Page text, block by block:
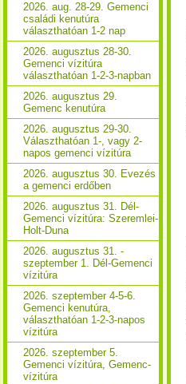
2026. aug. 28-29. Gemenci
családi kenutúra
választhatóan 1-2 nap
2026. augusztus 28-30.
Gemenci vízitúra
választhatóan 1-2-3-napban
2026. augusztus 29.
Gemenc kenutúra
2026. augusztus 29-30.
Választhatóan 1-, vagy 2-
napos gemenci vízitúra
2026. augusztus 30. Evezés
a gemenci erdőben
2026. augusztus 31. Dél-
Gemenci vízitúra: Szeremlei-
Holt-Duna
2026. augusztus 31. -
szeptember 1. Dél-Gemenci
vízitúra
2026. szeptember 4-5-6.
Gemenci kenutúra,
választhatóan 1-2-3-napos
vízitúra
2026. szeptember 5.
Gemenci vízitúra, Gemenc-
vízitúra